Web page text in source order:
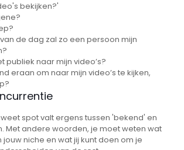
bekijken?'
de dag zal zo een persoon mijn
publiek naar mijn video’s?
eraan om naar mijn video’s te kijken,
spot valt ergens tussen 'bekend' en
Met andere woorden, je moet weten wat
niche en wat jij kunt doen om je